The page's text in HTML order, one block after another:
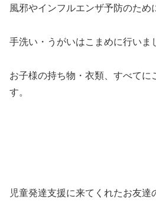
風邪やインフルエンザ予防のため
手洗い・うがいはこまめに行い
お子様の持ち物・衣類、すべてに
す。
児童発達支援に来てくれたお友達